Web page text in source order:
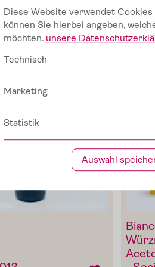
-Dazu passt
Diese Website verwendet
können Sie hierbei angeben,
möchten. unsere
Technisch
Marketing
Statistik
Auswahl
Die